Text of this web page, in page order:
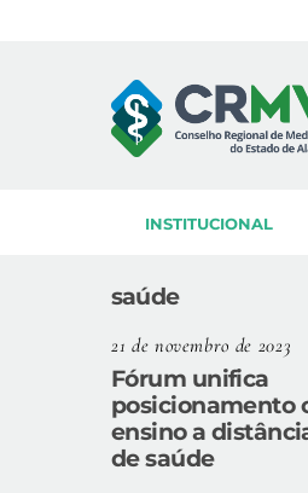
INSTITUCIONAL
saúde
21 de novembro de 2023
Fórum unifica
posicionamento
ensino a
de saúde